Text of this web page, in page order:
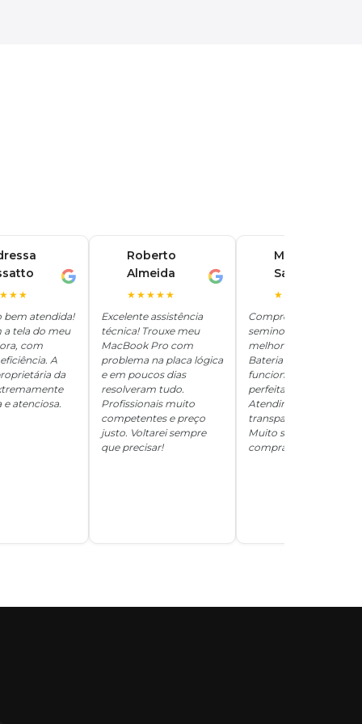
bem atendida!
a tela do meu
com
A
da
atenciosa.
Roberto
Almeida
★★★★★
Excelente assistência
técnica! Trouxe meu
MacBook Pro com
problema na placa lógica
e em poucos dias
resolveram tudo.
Profissionais muito
competentes e preço
justo. Voltarei sempre
que precisar!
Marina
Santos
★★★★★
Comprei um iPhone
seminovo aqui e ficou
melhor que novo.
Bateria 100%, tudo
funcionando
perfeitamente.
Atendimento
transparente e
Muito satisfeita com a
compra!